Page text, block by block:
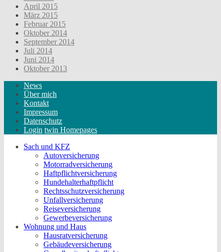
April 2015
März 2015
Februar 2015
Oktober 2014
September 2014
Juli 2014
Juni 2014
Oktober 2013
News
Über mich
Kontakt
Impressum
Datenschutz
Login twin Homepages
Sach und KFZ
Autoversicherung
Motorradversicherung
Haftpflichtversicherung
Hundehalterhaftpflicht
Rechtsschutzversicherung
Unfallversicherung
Reiseversicherung
Gewerbeversicherung
Wohnung und Haus
Hausratversicherung
Gebäudeversicherung